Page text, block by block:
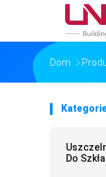
Dom
Do Szkła